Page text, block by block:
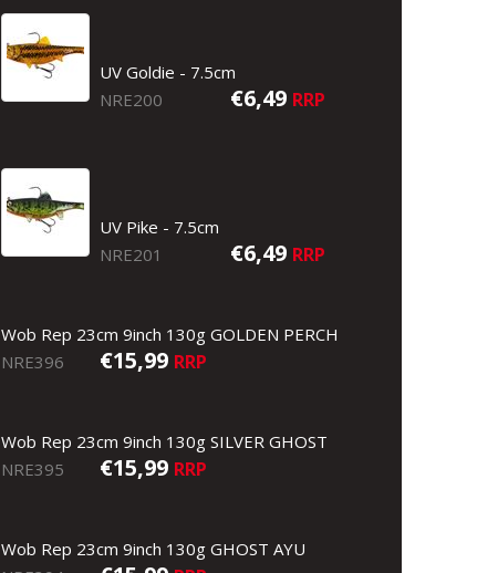
UV Goldie - 7.5cm
NRE200
€6,49 RRP
UV Pike - 7.5cm
NRE201
€6,49 RRP
Wob Rep 23cm 9inch 130g GOLDEN PERCH
NRE396
€15,99 RRP
Wob Rep 23cm 9inch 130g SILVER GHOST
NRE395
€15,99 RRP
Wob Rep 23cm 9inch 130g GHOST AYU